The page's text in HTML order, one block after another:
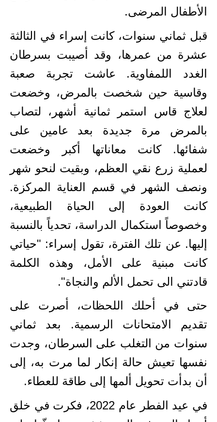
الأطفال المرضى.
قبل ثماني سنوات، كانت إسراء في الثالثة
عشرة من عمرها، وقد أصيبت بسرطان
الغدد اللمفاوية. عاشت تجربة صعبة
وقاسية حين شخصت بالمرض، وخضعت
لعلاج قاس استمر ثمانية أشهر، لتصاب
بالمرض مرة جديدة بعد عامين على
شفائها. كانت معاناتها أكبر وخضعت
لعملية زرع نقي العظم، وبقيت لنحو شهر
ونصف الشهر في قسم العناية المركزة.
كانت العودة إلى الحياة الطبيعية،
وخصوصاً استكمال الدراسة، تحدياً بالنسبة
إليها. عن تلك الفترة، تقول إسراء: "حياتي
كانت مبنية على الأمل، وهذه الكلمة
قادتني الى تحمل الألم والنجاة".
حتى في أحلك اللحظات، أصرت على
تقديم الامتحانات الرسمية. بعد ثماني
سنوات من التغلب على السرطان، وجدت
نفسها تعيش حالة إنكار لما مرت به، إلى
أن بدأت تحويل ألمها إلى طاقة للعطاء.
في عيد الفطر عام 2022، فكرت في خلق